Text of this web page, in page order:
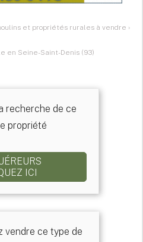
et propriétés rurales à vendre ›
en Seine-Saint-Denis (93)
recherche de ce
propriété
ICI
vendre ce type de